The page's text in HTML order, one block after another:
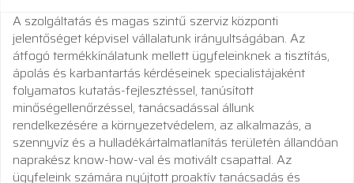
A szolgáltatás és magas szintű szerviz központi
jelentőséget képvisel vállalatunk irányultságában. Az
átfogó termékkínálatunk mellett ügyfeleinknek a tisztítás,
ápolás és karbantartás kérdéseinek specialistájaként
folyamatos kutatás-fejlesztéssel, tanúsított
minőségellenőrzéssel, tanácsadással állunk
rendelkezésére a környezetvédelem, az alkalmazás, a
szennyvíz és a hulladékártalmatlanítás területén állandóan
naprakész know-how-val és motivált csapattal. Az
ügyfeleink számára nyújtott proaktív tanácsadás és